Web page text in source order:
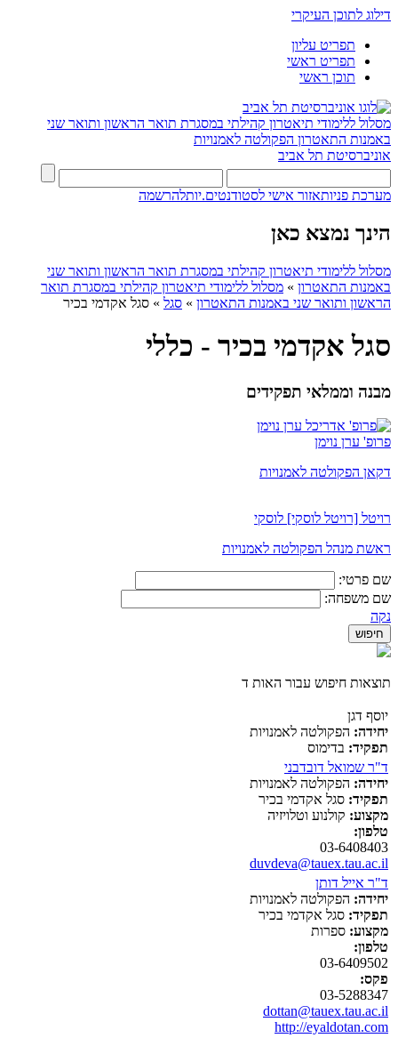
דילוג לתוכן העיקרי
תפריט עליון
תפריט ראשי
תוכן ראשי
מסלול ללימודי תיאטרון קהילתי במסגרת תואר הראשון ותואר שני
באמנות התאטרון הפקולטה לאמנויות
אוניברסיטת תל אביב
מערכת פניותאזור אישי לסטודנטים.יותלהרשמה
הינך נמצא כאן
מסלול ללימודי תיאטרון קהילתי במסגרת תואר הראשון ותואר שני
באמנות התאטרון » מסלול ללימודי תיאטרון קהילתי במסגרת תואר
הראשון ותואר שני באמנות התאטרון » סגל » סגל אקדמי בכיר
סגל אקדמי בכיר - כללי
מבנה וממלאי תפקידים
פרופ' ערן נוימן
דקאן הפקולטה לאמנויות
רויטל [רויטל לוסקי] לוסקי
ראשת מנהל הפקולטה לאמנויות
שם פרטי:
שם משפחה:
נקה
תוצאות חיפוש עבור האות ד
יוסף דגן
יחידה: הפקולטה לאמנויות
תפקיד: בדימוס
ד"ר שמואל דובדבני
יחידה: הפקולטה לאמנויות
תפקיד: סגל אקדמי בכיר
מקצוע: קולנוע וטלויזיה
טלפון:
03-6408403
duvdeva@tauex.tau.ac.il
ד"ר אייל דותן
יחידה: הפקולטה לאמנויות
תפקיד: סגל אקדמי בכיר
מקצוע: ספרות
טלפון:
03-6409502
פקס:
03-5288347
dottan@tauex.tau.ac.il
http://eyaldotan.com